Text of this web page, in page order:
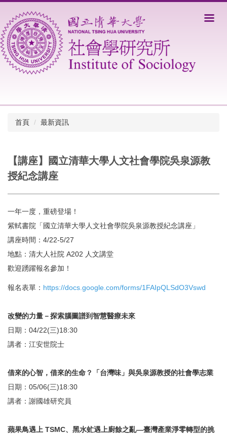
主
要
內
容
首頁 最新資訊
【講座】國立清華大學人文社會學院吳泉源教
授紀念講座
一年一度，重磅登場！
紫軾書院「國立清華大學人文社會學院吳泉源教授紀念講座」
講座時間：4/22-5/27
地點：清大人社院 A202 人文講堂
歡迎踴躍報名參加！
報名表單： https://docs.google.com/forms/1FAIpQLSdO3Vswd
改變的力量－探索腦圖譜到智慧醫療未來
日期：04/22(三)18:30
講者：江安世院士
借來的心智，借來的生命？「台灣味」與吳泉源教授的社會學志業
日期：05/06(三)18:30
講者：謝國雄研究員
蘋果鳥遇上 TSMC、黑水虻遇上廚餘之亂—臺灣產業淨零轉型的挑